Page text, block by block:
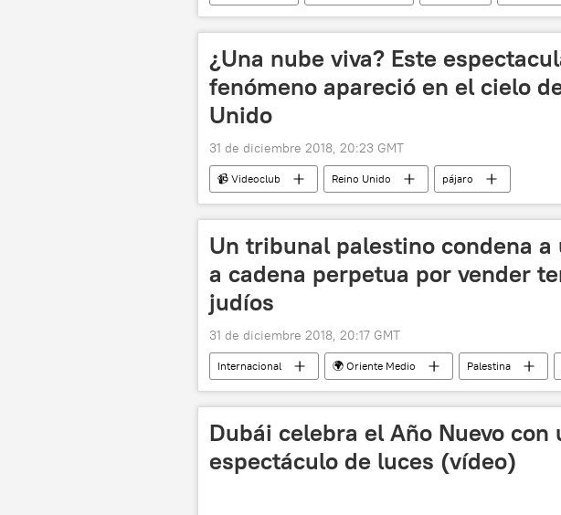
fuegos artificiales
noticias
¿Una nube viva? Este
fenómeno apareció en el cielo
Unido
31 de diciembre 2018, 20:23 GMT
📹 Videoclub Reino Unido pájaro
Un tribunal palestino condena a
a cadena perpetua por vender
judíos
31 de diciembre 2018, 20:17 GMT
Internacional 🌍 Oriente Medio Palestina
Dubái celebra el Año Nuevo con
espectáculo de luces (vídeo)